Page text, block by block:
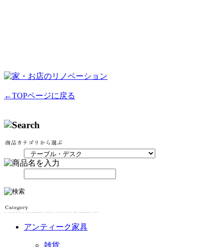
←TOPページに戻る
アンティーク家具
雑貨